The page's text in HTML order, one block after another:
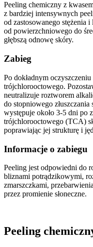
Peeling chemiczny z
z bardziej intensywnych
od zastosowanego stężenia
od powierzchniowego do
głębszą odnowę skóry.
Zabieg
Po dokładnym
trójchlorooctowego.
neutralizuje roztworem
do stopniowego
występuje około 3-5 dni po
trójchlorooctowego (TCA)
poprawiając jej strukturę i
Informacje o zabiegu
Peeling jest odpowiedni do
bliznami potrądzikowymi,
zmarszczkami,
przez promienie słoneczne.
Peeling